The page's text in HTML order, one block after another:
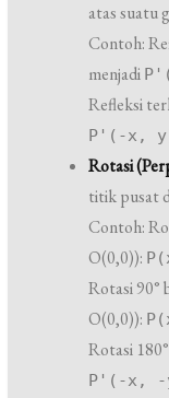
atas suatu
Contoh:
menjadi
Refleksi
P'(-x,
Rotasi
titik pusat
Contoh:
O(0,0)):
Rotasi 90°
O(0,0)):
Rotasi
P'(-x, -